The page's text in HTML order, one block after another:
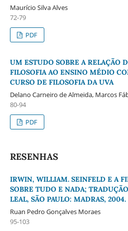
Maurício Silva Alves
72-79
PDF
UM ESTUDO SOBRE A RELAÇÃO
FILOSOFIA AO ENSINO MÉDIO
CURSO DE FILOSOFIA DA UVA
Delano Carneiro de Almeida, Marcos
80-94
PDF
RESENHAS
IRWIN, WILLIAM. SEINFELD E A
SOBRE TUDO E NADA;
LEAL, SÃO PAULO: MADRAS, 2004.
Ruan Pedro Gonçalves Moraes
95-103